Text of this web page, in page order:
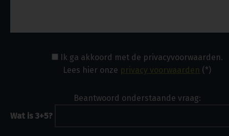
Ik ga akkoord met de privacyvoorwaarden.
Lees hier onze privacy voorwaarden (*)
Beantwoord onderstaande vraag:
Wat is 3+5?